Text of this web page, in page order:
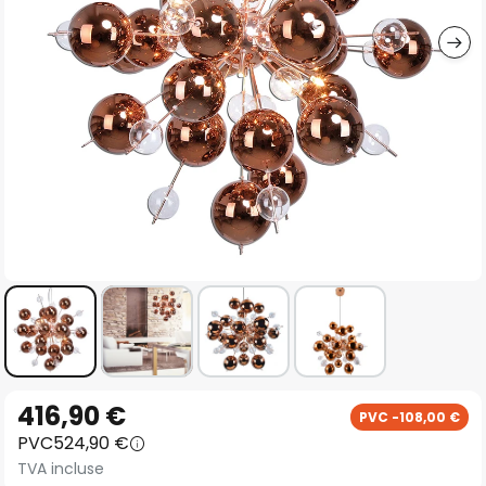
to
the
beginning
416,90 € PVC -108,00 €
PVC524,90 €
TVA incluse